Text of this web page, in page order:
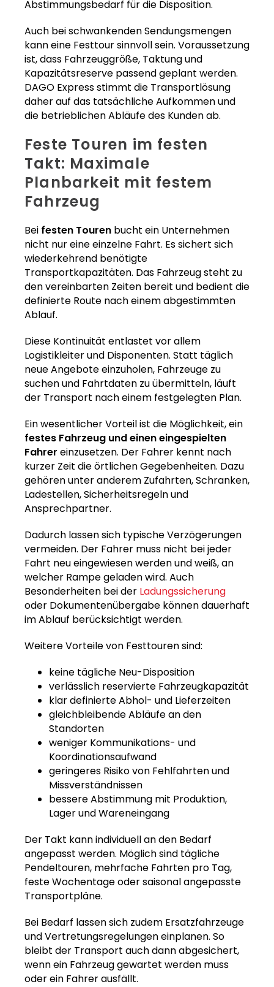
Abstimmungsbedarf für die Disposition.
Auch bei schwankenden Sendungsmengen
kann eine Festtour sinnvoll sein. Voraussetzung
ist, dass Fahrzeuggröße, Taktung und
Kapazitätsreserve passend geplant werden.
DAGO Express stimmt die Transportlösung
daher auf das tatsächliche Aufkommen und
die betrieblichen Abläufe des Kunden ab.
Feste Touren im festen
Takt: Maximale
Planbarkeit mit festem
Fahrzeug
Bei festen Touren bucht ein Unternehmen
nicht nur eine einzelne Fahrt. Es sichert sich
wiederkehrend benötigte
Transportkapazitäten. Das Fahrzeug steht zu
den vereinbarten Zeiten bereit und bedient die
definierte Route nach einem abgestimmten
Ablauf.
Diese Kontinuität entlastet vor allem
Logistikleiter und Disponenten. Statt täglich
neue Angebote einzuholen, Fahrzeuge zu
suchen und Fahrtdaten zu übermitteln, läuft
der Transport nach einem festgelegten Plan.
Ein wesentlicher Vorteil ist die Möglichkeit, ein
festes Fahrzeug und einen eingespielten
Fahrer einzusetzen. Der Fahrer kennt nach
kurzer Zeit die örtlichen Gegebenheiten. Dazu
gehören unter anderem Zufahrten, Schranken,
Ladestellen, Sicherheitsregeln und
Ansprechpartner.
Dadurch lassen sich typische Verzögerungen
vermeiden. Der Fahrer muss nicht bei jeder
Fahrt neu eingewiesen werden und weiß, an
welcher Rampe geladen wird. Auch
Besonderheiten bei der Ladungssicherung
oder Dokumentenübergabe können dauerhaft
im Ablauf berücksichtigt werden.
Weitere Vorteile von Festtouren sind:
keine tägliche Neu-Disposition
verlässlich reservierte Fahrzeugkapazität
klar definierte Abhol- und Lieferzeiten
gleichbleibende Abläufe an den
Standorten
weniger Kommunikations- und
Koordinationsaufwand
geringeres Risiko von Fehlfahrten und
Missverständnissen
bessere Abstimmung mit Produktion,
Lager und Wareneingang
Der Takt kann individuell an den Bedarf
angepasst werden. Möglich sind tägliche
Pendeltouren, mehrfache Fahrten pro Tag,
feste Wochentage oder saisonal angepasste
Transportpläne.
Bei Bedarf lassen sich zudem Ersatzfahrzeuge
und Vertretungsregelungen einplanen. So
bleibt der Transport auch dann abgesichert,
wenn ein Fahrzeug gewartet werden muss
oder ein Fahrer ausfällt.